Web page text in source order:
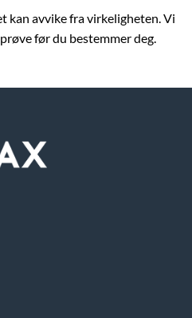
kan avvike fra virkeligheten. Vi
før du bestemmer deg.